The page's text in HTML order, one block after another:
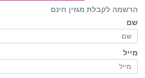
הרשמה לקבלת מגזין חינם
שם
מייל